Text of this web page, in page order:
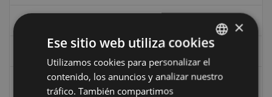
Ciclismo
Dibujos de Julen Zabaleta
BASQUE
SPANISH
×
Ese sitio web utiliza cookies
Utilizamos cookies para personalizar el
contenido, los anuncios y analizar nuestro
tráfico. También compartimos